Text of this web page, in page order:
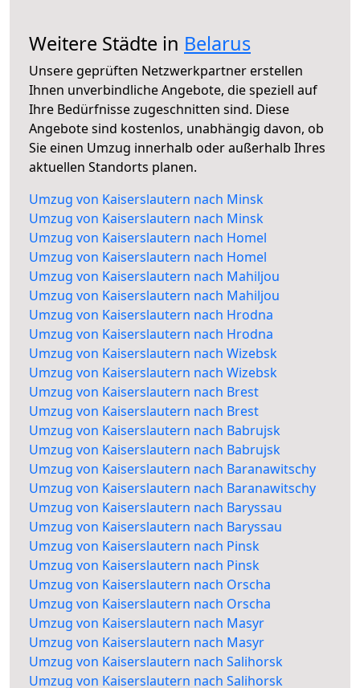
Weitere Städte in Belarus
Unsere geprüften Netzwerkpartner erstellen
Ihnen unverbindliche Angebote, die speziell auf
Ihre Bedürfnisse zugeschnitten sind. Diese
Angebote sind kostenlos, unabhängig davon, ob
Sie einen Umzug innerhalb oder außerhalb Ihres
aktuellen Standorts planen.
Umzug von Kaiserslautern nach Minsk
Umzug von Kaiserslautern nach Minsk
Umzug von Kaiserslautern nach Homel
Umzug von Kaiserslautern nach Homel
Umzug von Kaiserslautern nach Mahiljou
Umzug von Kaiserslautern nach Mahiljou
Umzug von Kaiserslautern nach Hrodna
Umzug von Kaiserslautern nach Hrodna
Umzug von Kaiserslautern nach Wizebsk
Umzug von Kaiserslautern nach Wizebsk
Umzug von Kaiserslautern nach Brest
Umzug von Kaiserslautern nach Brest
Umzug von Kaiserslautern nach Babrujsk
Umzug von Kaiserslautern nach Babrujsk
Umzug von Kaiserslautern nach Baranawitschy
Umzug von Kaiserslautern nach Baranawitschy
Umzug von Kaiserslautern nach Baryssau
Umzug von Kaiserslautern nach Baryssau
Umzug von Kaiserslautern nach Pinsk
Umzug von Kaiserslautern nach Pinsk
Umzug von Kaiserslautern nach Orscha
Umzug von Kaiserslautern nach Orscha
Umzug von Kaiserslautern nach Masyr
Umzug von Kaiserslautern nach Masyr
Umzug von Kaiserslautern nach Salihorsk
Umzug von Kaiserslautern nach Salihorsk